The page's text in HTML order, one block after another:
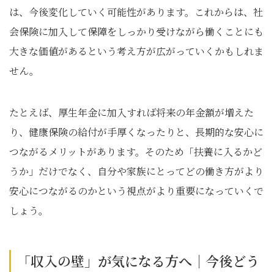
は、今後変化していく可能性があります。これからは、社
会保険に加入して保障をしっかり受けながら働くことにも
大きな価値があるという考え方が広がっていくかもしれま
せん。
たとえば、厚生年金に加入すれば将来の年金額が増えた
り、健康保険の給付が手厚くなったりと、長期的な安心に
つながるメリットがあります。そのため「扶養に入るかど
うか」だけでなく、自分や家族にとってどの働き方がより
安心につながるのかという視点がより重要になっていくで
しょう。
「収入の壁」が気になる方へ｜今後どう